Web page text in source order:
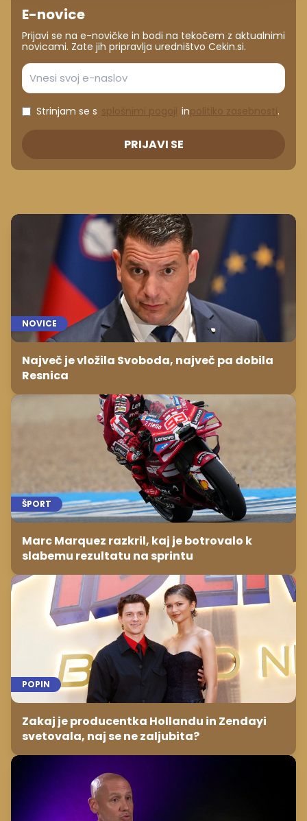
E-novice
Prijavi se na e-novičke in bodi na tekočem z aktualnimi
novicami. Zate jih pripravlja uredništvo Cekin.si.
Strinjam se s in .
PRIJAVI SE
NOVICE
Največ je vložila Svoboda, največ pa dobila
Resnica
ŠPORT
Marc Marquez razkril, kaj je botrovalo k
slabemu rezultatu na sprintu
POPIN
Zakaj je producentka Hollandu in Zendayi
svetovala, naj se ne zaljubita?